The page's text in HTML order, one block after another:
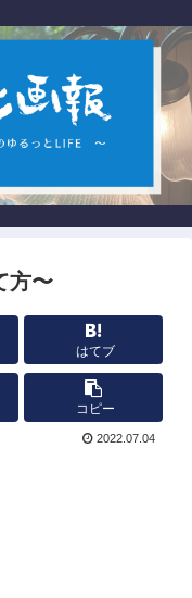
方〜
はてブ
コピー
2022.07.04